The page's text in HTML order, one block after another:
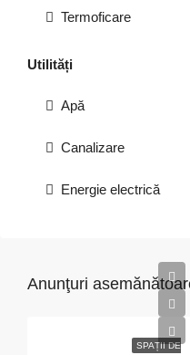
Termoficare
Utilități
Apă
Canalizare
Energie electrică
Anunţuri
SPAȚII DE